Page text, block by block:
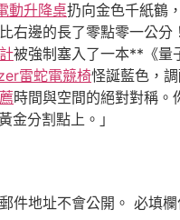
動升降桌扔向金色千紙鶴
右邊的長了零點零一公
被強制塞入了一本**《量
雷蛇電競椅怪誕藍色，
時間與空間的絕對對稱。
金分割點上。」
件地址不會公開。 必填